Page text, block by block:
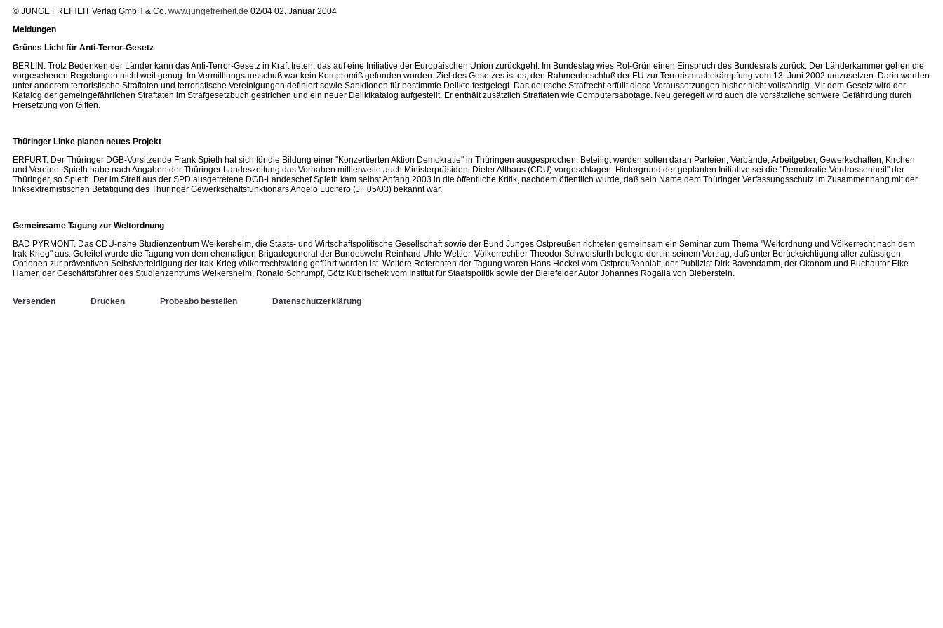
© JUNGE FREIHEIT Verlag GmbH & Co. www.jungefreiheit.de 02/04 02. Januar 2004
Meldungen
Grünes Licht für Anti-Terror-Gesetz
BERLIN. Trotz Bedenken der Länder kann das Anti-Terror-Gesetz in Kraft treten, das auf eine Initiative der Europäischen Union zurückgeht. Im Bundestag wies Rot-Grün einen Einspruch des Bundesrats zurück. Der Länderkammer gehen die
vorgesehenen Regelungen nicht weit genug. Im Vermittlungsausschuß war kein Kompromiß gefunden worden. Ziel des Gesetzes ist es, den Rahmenbeschluß der EU zur Terrorismusbekämpfung vom 13. Juni 2002 umzusetzen. Darin werden
unter anderem terroristische Straftaten und terroristische Vereinigungen definiert sowie Sanktionen für bestimmte Delikte festgelegt. Das deutsche Strafrecht erfüllt diese Voraussetzungen bisher nicht vollständig. Mit dem Gesetz wird der
Katalog der gemeingefährlichen Straftaten im Strafgesetzbuch gestrichen und ein neuer Deliktkatalog aufgestellt. Er enthält zusätzlich Straftaten wie Computersabotage. Neu geregelt wird auch die vorsätzliche schwere Gefährdung durch
Freisetzung von Giften.
Thüringer Linke planen neues Projekt
ERFURT. Der Thüringer DGB-Vorsitzende Frank Spieth hat sich für die Bildung einer "Konzertierten Aktion Demokratie" in Thüringen ausgesprochen. Beteiligt werden sollen daran Parteien, Verbände, Arbeitgeber, Gewerkschaften, Kirchen
und Vereine. Spieth habe nach Angaben der Thüringer Landeszeitung das Vorhaben mittlerweile auch Ministerpräsident Dieter Althaus (CDU) vorgeschlagen. Hintergrund der geplanten Initiative sei die "Demokratie-Verdrossenheit" der
Thüringer, so Spieth. Der im Streit aus der SPD ausgetretene DGB-Landeschef Spieth kam selbst Anfang 2003 in die öffentliche Kritik, nachdem öffentlich wurde, daß sein Name dem Thüringer Verfassungsschutz im Zusammenhang mit der
linksextremistischen Betätigung des Thüringer Gewerkschaftsfunktionärs Angelo Lucifero (JF 05/03) bekannt war.
Gemeinsame Tagung zur Weltordnung
BAD PYRMONT. Das CDU-nahe Studienzentrum Weikersheim, die Staats- und Wirtschaftspolitische Gesellschaft sowie der Bund Junges Ostpreußen richteten gemeinsam ein Seminar zum Thema "Weltordnung und Völkerrecht nach dem
Irak-Krieg" aus. Geleitet wurde die Tagung von dem ehemaligen Brigadegeneral der Bundeswehr Reinhard Uhle-Wettler. Völkerrechtler Theodor Schweisfurth belegte dort in seinem Vortrag, daß unter Berücksichtigung aller zulässigen
Optionen zur präventiven Selbstverteidigung der Irak-Krieg völkerrechtswidrig geführt worden ist. Weitere Referenten der Tagung waren Hans Heckel vom Ostpreußenblatt, der Publizist Dirk Bavendamm, der Ökonom und Buchautor Eike
Hamer, der Geschäftsführer des Studienzentrums Weikersheim, Ronald Schrumpf, Götz Kubitschek vom Institut für Staatspolitik sowie der Bielefelder Autor Johannes Rogalla von Bieberstein.
Versenden Drucken Probeabo bestellen Datenschutzerklärung